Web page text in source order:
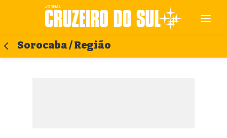
Sorocaba / Região